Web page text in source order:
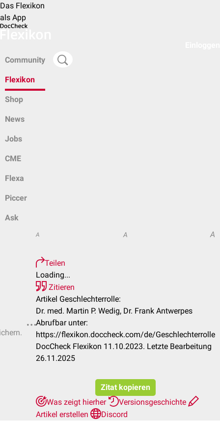
Das Flexikon
als App
Community
Flexikon
Shop
News
Jobs
CME
Flexa
Piccer
Ask
A A A
Teilen
Loading...
Zitieren
Artikel Geschlechterrolle:
Dr. med. Martin P. Wedig, Dr. Frank Antwerpes
Abrufbar unter:
https://flexikon.doccheck.com/de/Geschlechterrolle
DocCheck Flexikon 11.10.2023. Letzte Bearbeitung
26.11.2025
Zitat kopieren
Was zeigt hierher
Versionsgeschichte
Artikel erstellen
Discord